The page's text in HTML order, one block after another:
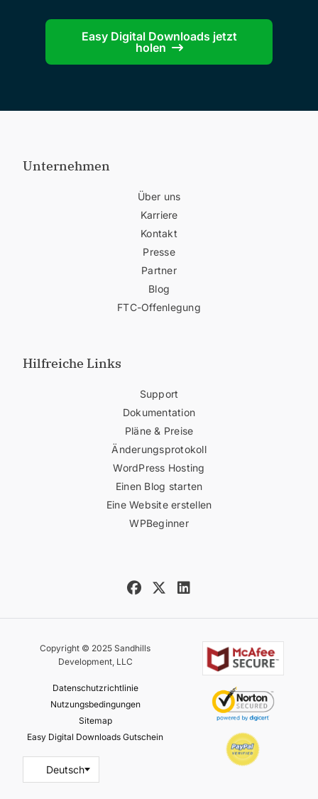
Easy Digital Downloads jetzt
holen
Unternehmen
Über uns
Karriere
Kontakt
Presse
Partner
Blog
FTC-Offenlegung
Hilfreiche Links
Support
Dokumentation
Pläne & Preise
Änderungsprotokoll
WordPress Hosting
Einen Blog starten
Eine Website erstellen
WPBeginner
Copyright © 2025 Sandhills
Development, LLC
Datenschutzrichtlinie
Nutzungsbedingungen
Sitemap
Easy Digital Downloads Gutschein